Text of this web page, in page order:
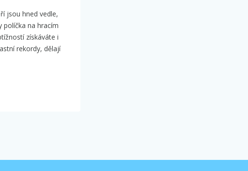
jsou hned vedle,
na hracím
získáváte i
rekordy, dělají